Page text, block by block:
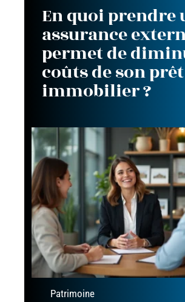
En quoi prendre
assurance
permet de
coûts de son prêt
immobilier ?
Patrimoine